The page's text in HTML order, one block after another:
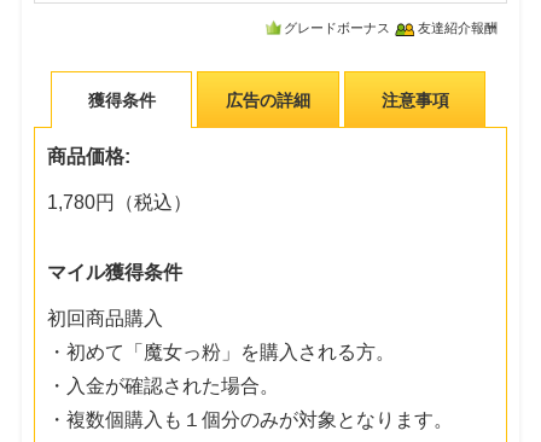
グレードボーナス 友達紹介報酬
獲得条件 広告の詳細 注意事項
商品価格:
1,780円（税込）
マイル獲得条件
初回商品購入
・初めて「魔女っ粉」を購入される方。
・入金が確認された場合。
・複数個購入も１個分のみが対象となります。